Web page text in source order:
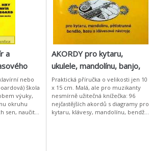
a
nebo
škola
výuky,
okruhu
sen, naučit
AKORDY pro kytaru,
ukulele, mandolínu, banjo,
basu a klávesy
Praktická příručka o velikosti jen 10
x 15 cm. Malá, ale pro muzikanty
nesmírně užitečná knížečka: 96
nejčastějších akordů s diagramy pro
kytaru, klávesy, mandolínu, bendžo